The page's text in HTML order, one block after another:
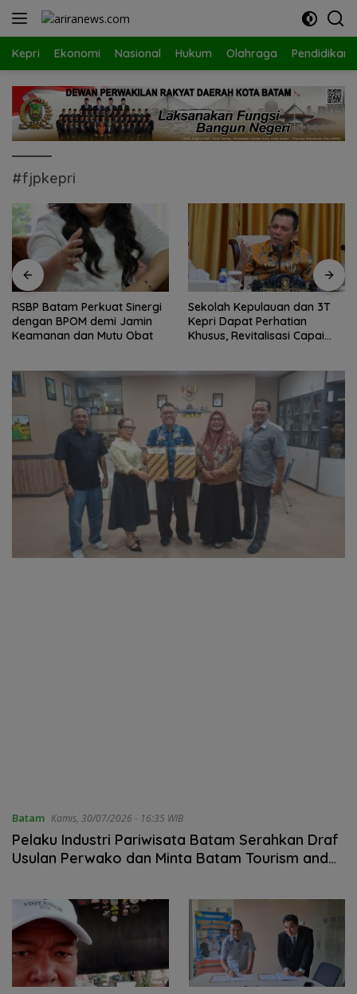
Langsung
Kepri Ekonomi Nasional Hukum Olahraga Pendidikan
#fjpkepri
RSBP Batam Perkuat Sinergi
dengan BPOM demi Jamin
Keamanan dan Mutu Obat
Sekolah Kepulauan dan 3T
Kepri Dapat Perhatian
Khusus, Revitalisasi Capai
Batam Kamis, 30/07/2026 - 16:35 WIB
Pelaku Industri Pariwisata Batam Serahkan Draf
Usulan Perwako dan Minta Batam Tourism and